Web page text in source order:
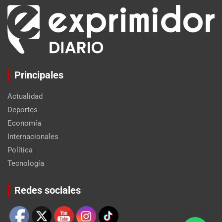
Principales
Actualidad
Deportes
Economía
Internacionales
Política
Tecnología
Redes sociales